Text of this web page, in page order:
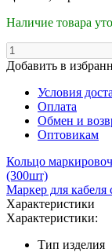
Наличие товара
Добавить в
Условия
Оплата
Обмен и
Оптовикам
Кольцо
(300шт)
Маркер для
Характеристики
Характеристики:
Тип изделия